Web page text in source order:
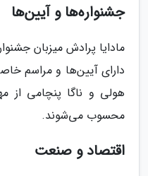
جشنواره‌ها و آیین‌ها
مادایا پرادش میزبان
دارای آیین‌ها و مراسم
هولی و ناگا پنچامی از
محسوب می‌شوند.
اقتصاد و صنعت